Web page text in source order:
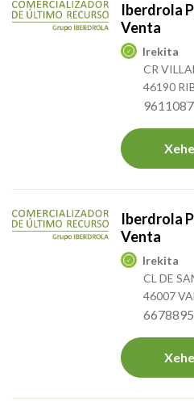
Iberdrola
Venta
Irekita
CR
46190
Iberdrola
Venta
Irekita
CL DE
46007